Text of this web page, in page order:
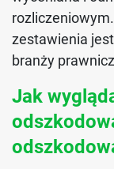
zestawienia
branży
Jak